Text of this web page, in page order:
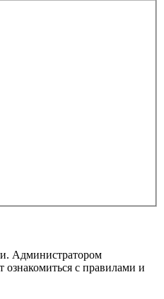
Администратором
ознакомиться с правилами и